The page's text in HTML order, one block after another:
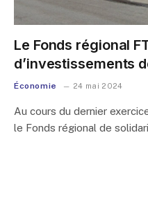
Le Fonds régional
d’investissements
Économie 24 mai 2024
Au cours du dernier
le Fonds régional de